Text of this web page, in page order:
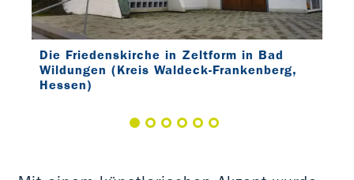
Die Friedenskirche in Zeltform in Bad
Wildungen (Kreis Waldeck-Frankenberg,
Hessen)